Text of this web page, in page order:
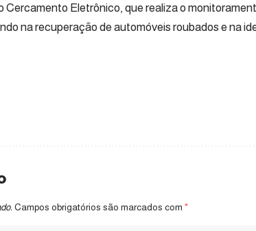
Cercamento Eletrônico, que realiza o
na recuperação de automóveis roubados e na
Campos obrigatórios são marcados com *